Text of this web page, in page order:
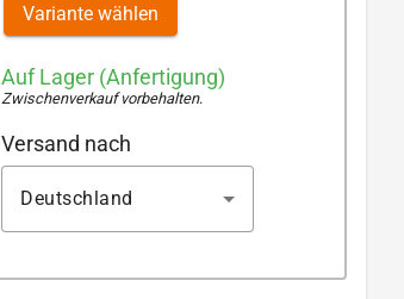
Variante wählen
Auf Lager (Anfertigung)
Zwischenverkauf vorbehalten.
Versand nach
Deutschland